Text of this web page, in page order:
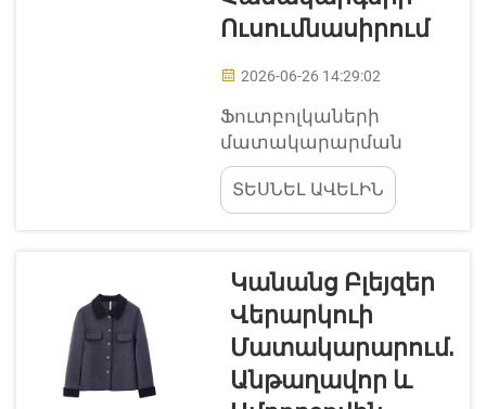
շարտը գտնելը, որը
Ուսումնասիրում
2026-06-26 14:29:02
Ֆուտբոլկաների
մատակարարման
դեպքում շատերը
ցանկանում են իմանալ
օգտագործվող
Clothing-ում մենք
իսկապես համառորեն
ձգտում ենք
օգտագործել
էթիկական բամբակ:
Սա նշանակում է, որ
ՏԵՍՆԵԼ ԱՎԵԼԻՆ
Կանանց Բլեյզեր
Վերարկուի
Մատակարարում.
Անթաղավոր ԵՒ